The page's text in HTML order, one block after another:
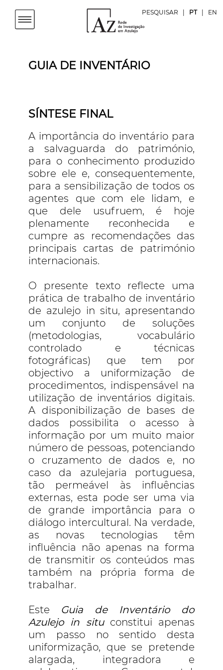
PESQUISAR PT EN
GUIA DE INVENTÁRIO
SÍNTESE FINAL
A importância do inventário para
a salvaguarda do património,
para o conhecimento produzido
sobre ele e, consequentemente,
para a sensibilização de todos os
agentes que com ele lidam, e
que dele usufruem, é hoje
plenamente reconhecida e
cumpre as recomendações das
principais cartas de património
internacionais.
O presente texto reflecte uma
prática de trabalho de inventário
de azulejo in situ, apresentando
um conjunto de soluções
(metodologias, vocabulário
controlado e técnicas
fotográficas) que tem por
objectivo a uniformização de
procedimentos, indispensável na
utilização de inventários digitais.
A disponibilização de bases de
dados possibilita o acesso à
informação por um muito maior
número de pessoas, potenciando
o cruzamento de dados e, no
caso da azulejaria portuguesa,
tão permeável às influências
externas, esta pode ser uma via
de grande importância para o
diálogo intercultural. Na verdade,
as novas tecnologias têm
influência não apenas na forma
de transmitir os conteúdos mas
também na própria forma de
trabalhar.
Este Guia de Inventário do
Azulejo in situconstitui apenas
um passo no sentido desta
uniformização, que se pretende
alargada, integradora e